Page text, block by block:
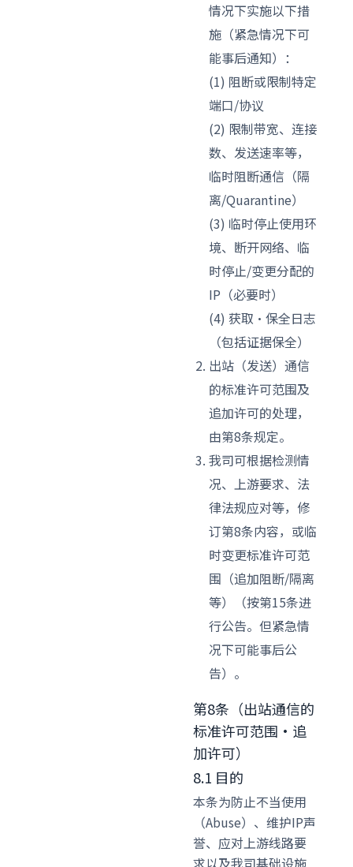
情况下实施以下措
施（紧急情况下可
能事后通知）：
(1) 阻断或限制特定
端口/协议
(2) 限制带宽、连接
数、发送速率等，
临时阻断通信（隔
离/Quarantine）
(3) 临时停止使用环
境、断开网络、临
时停止/变更分配的
IP（必要时）
(4) 获取·保全日志
（包括证据保全）
出站（发送）通信
的标准许可范围及
追加许可的处理，
由第8条规定。
我司可根据检测情
况、上游要求、法
律法规应对等，修
订第8条内容，或临
时变更标准许可范
围（追加阻断/隔离
等）（按第15条进
行公告。但紧急情
况下可能事后公
告）。
第8条（出站通信的
标准许可范围·追
加许可）
8.1 目的
本条为防止不当使用
（Abuse）、维护IP声
誉、应对上游线路要
求以及我司基础设施